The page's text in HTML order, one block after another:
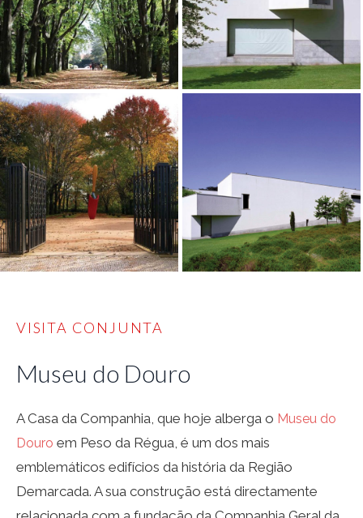
VISITA CONJUNTA
Museu do Douro
A Casa da Companhia, que hoje alberga o Museu do
Douro em Peso da Régua, é um dos mais
emblemáticos edifícios da história da Região
Demarcada. A sua construção está directamente